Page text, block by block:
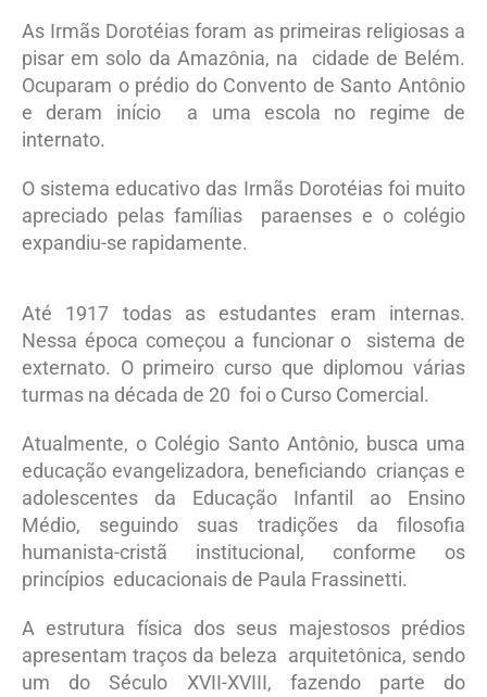
As Irmãs Dorotéias foram as primeiras religiosas a
pisar em solo da Amazônia, na cidade de Belém.
Ocuparam o prédio do Convento de Santo Antônio
e deram início a uma escola no regime de
internato.
O sistema educativo das Irmãs Dorotéias foi muito
apreciado pelas famílias paraenses e o colégio
expandiu-se rapidamente.
Até 1917 todas as estudantes eram internas.
Nessa época começou a funcionar o sistema de
externato. O primeiro curso que diplomou várias
turmas na década de 20 foi o Curso Comercial.
Atualmente, o Colégio Santo Antônio, busca uma
educação evangelizadora, beneficiando crianças e
adolescentes da Educação Infantil ao Ensino
Médio, seguindo suas tradições da filosofia
humanista-cristã institucional, conforme os
princípios educacionais de Paula Frassinetti.
A estrutura física dos seus majestosos prédios
apresentam traços da beleza arquitetônica, sendo
um do Século XVII-XVIII, fazendo parte do